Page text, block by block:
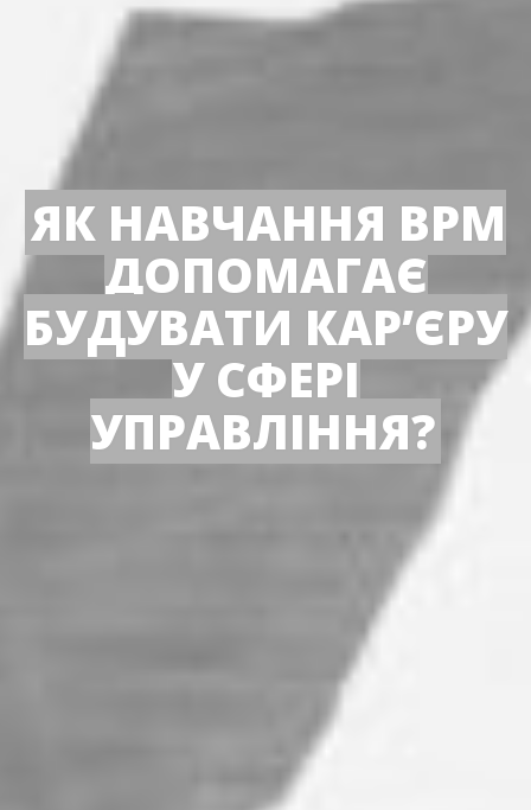
ЯК НАВЧАННЯ BPM
ДОПОМАГАЄ
БУДУВАТИ КАР’ЄРУ
У СФЕРІ
УПРАВЛІННЯ?